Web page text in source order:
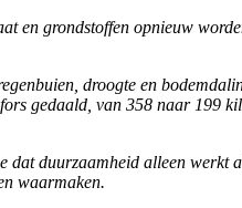
en grondstoffen opnieuw
droogte en
gedaald, van 358 naar 199
duurzaamheid alleen werkt
waarmaken.